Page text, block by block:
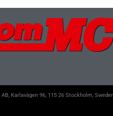
Karlavägen 96, 115 26 Stockholm,